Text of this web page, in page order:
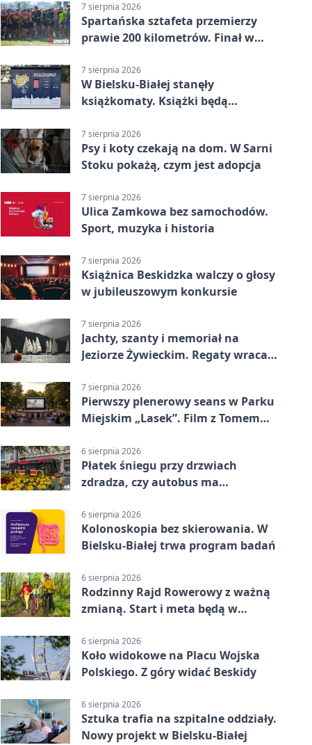
7 sierpnia 2026
Spartańska sztafeta przemierzy
prawie 200 kilometrów. Finał w
7 sierpnia 2026
W Bielsku-Białej stanęły
książkomaty. Książki będą
7 sierpnia 2026
Psy i koty czekają na dom. W Sarni
Stoku pokażą, czym jest adopcja
7 sierpnia 2026
Ulica Zamkowa bez samochodów.
Sport, muzyka i historia
7 sierpnia 2026
Książnica Beskidzka walczy o głosy
w jubileuszowym konkursie
7 sierpnia 2026
Jachty, szanty i memoriał na
Jeziorze Żywieckim. Regaty wracają
7 sierpnia 2026
Pierwszy plenerowy seans w Parku
Miejskim „Lasek”. Film z Tomem
6 sierpnia 2026
Płatek śniegu przy drzwiach
zdradza, czy autobus ma
6 sierpnia 2026
Kolonoskopia bez skierowania. W
Bielsku-Białej trwa program badań
6 sierpnia 2026
Rodzinny Rajd Rowerowy z ważną
zmianą. Start i meta będą w
6 sierpnia 2026
Koło widokowe na Placu Wojska
Polskiego. Z góry widać Beskidy
6 sierpnia 2026
Sztuka trafia na szpitalne oddziały.
Nowy projekt w Bielsku-Białej